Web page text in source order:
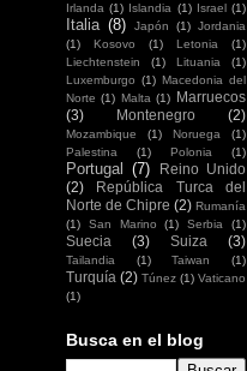
Irlanda (1) Islandia (1) Israel (1)
Italia (8) Japón (1) Jordania
(1)
Kosovo (1) Letonia
(1)
Liechtenstein
(1) Lituania
(1)
Luxemburgo (1) Macedonia del
Norte (1) Malta (1)
Marruecos
(3)
Montenegro (2)
Mozambique (1) Noruega
(1)
Palestina
(1) Polonia (1)
Portugal (7)
Reino Unido
(2)
República Turca del
Norte de Chipre (2) Rumanía
(1)
San Marino (1) Serbia (1)
Suecia (3) Suiza (3)
Tailandia (1) Taiwan (1)
Turquía (2) Túnez (1) Vaticano
(1)
Busca en el blog